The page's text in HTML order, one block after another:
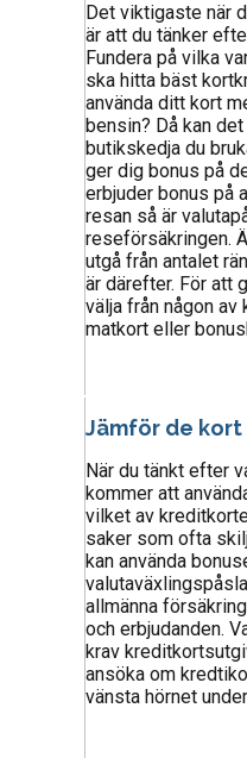
Det viktigaste när
är att du tänker
Fundera på vilka
ska hitta bäst
använda ditt kort
bensin? Då kan
butikskedja du
ger dig bonus på
erbjuder bonus på
resan så är
reseförsäkringen.
utgå från antalet
är därefter. För att
välja från någon
matkort eller
Jämför de
När du tänkt efter
kommer att
vilket av
saker som ofta
kan använda
allmänna
och erbjudanden.
krav
ansöka om
vänsta hörnet